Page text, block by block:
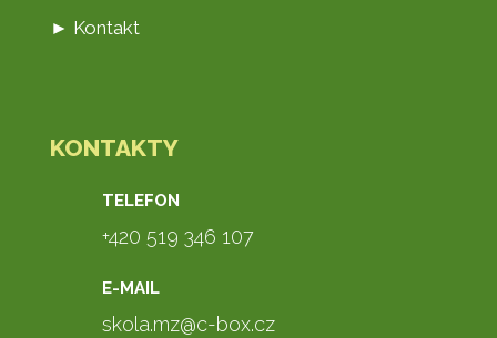
► Kontakt
KONTAKTY
TELEFON
+420 519 346 107
E-MAIL
skola.mz@c-box.cz